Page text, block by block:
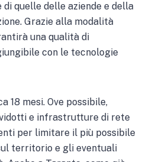
di quelle delle aziende e della
Grazie alla modalità
una qualità di
con le tecnologie
18 mesi. Ove possibile,
e infrastrutture di rete
per limitare il più possibile
territorio e gli eventuali